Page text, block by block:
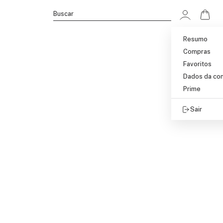
Buscar
Resumo
Compras
Favoritos
Dados da
Prime
Sair
Ir